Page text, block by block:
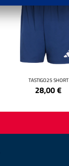
TASTIGO25 SHORT
28,00€